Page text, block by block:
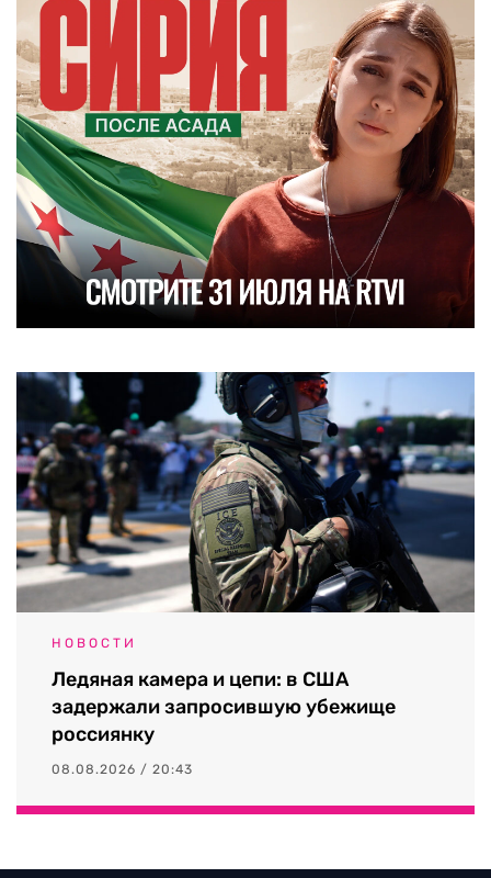
НОВОСТИ
Ледяная камера и цепи: в США
задержали запросившую убежище
россиянку
08.08.2026 / 20:43